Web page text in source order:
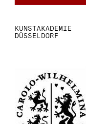
KUNSTAKADEMIE
DÜSSELDORF